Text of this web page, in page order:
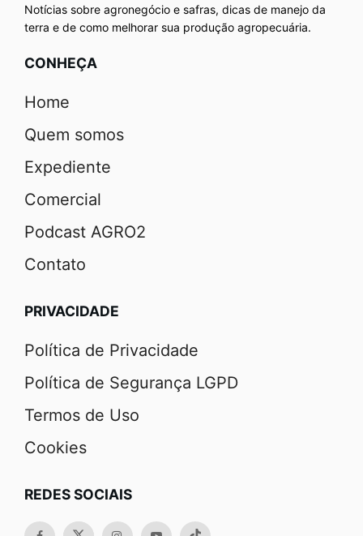
Notícias sobre agronegócio e safras, dicas de manejo da
terra e de como melhorar sua produção agropecuária.
CONHEÇA
Home
Quem somos
Expediente
Comercial
Podcast AGRO2
Contato
PRIVACIDADE
Política de Privacidade
Política de Segurança LGPD
Termos de Uso
Cookies
REDES SOCIAIS